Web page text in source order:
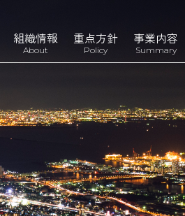
組織情報
About
重点方針
Policy
事業内容
Summary